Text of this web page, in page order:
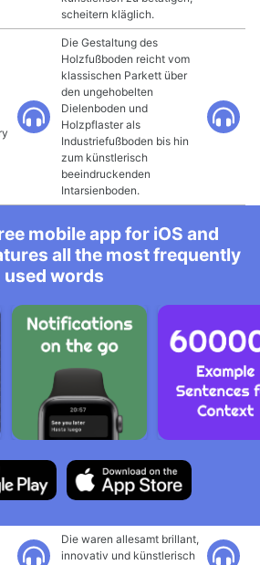
scheitern kläglich.
Die Gestaltung des
Holzfußboden reicht vom
klassischen Parkett über
den ungehobelten
Dielenboden und
Holzpflaster als
Industriefußboden bis hin
zum künstlerisch
beeindruckenden
Intarsienboden.
mobile app for iOS and
all the most frequently
used words
Die waren allesamt brillant,
innovativ und künstlerisch